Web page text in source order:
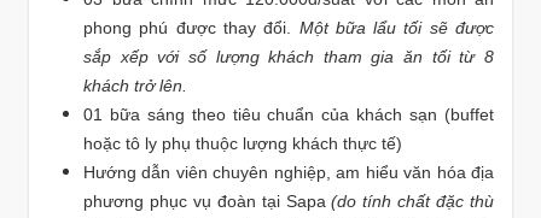
phong phú được thay đổi. Một bữa lẩu tối sẽ được
sắp xếp với số lượng khách tham gia ăn tối từ 8
khách trở lên.
01 bữa sáng theo tiêu chuẩn của khách sạn (buffet
hoặc tô ly phụ thuộc lượng khách thực tế)
Hướng dẫn viên chuyên nghiệp, am hiểu văn hóa địa
phương phục vụ đoàn tại Sapa(do tính chất đặc thù